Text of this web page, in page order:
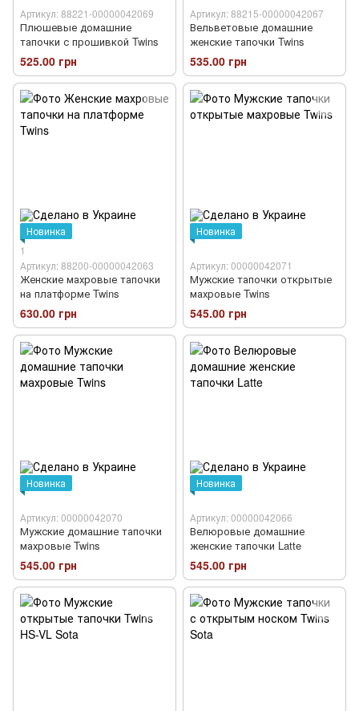
Артикул: 88221-00000042069
Плюшевые домашние
тапочки с прошивкой Twins
525.00 грн
Артикул: 88215-00000042067
Вельветовые домашние
женские тапочки Twins
535.00 грн
Новинка
1
Артикул: 88200-00000042063
Женские махровые тапочки
на платформе Twins
630.00 грн
Новинка
Артикул: 00000042071
Мужские тапочки открытые
махровые Twins
545.00 грн
Новинка
Артикул: 00000042070
Мужские домашние тапочки
махровые Twins
545.00 грн
Новинка
Артикул: 00000042066
Велюровые домашние
женские тапочки Latte
545.00 грн